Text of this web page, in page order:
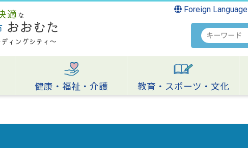
Foreign Language
検
索
キ
ワ
ー
健康・福祉・介護 教育・スポーツ・文化